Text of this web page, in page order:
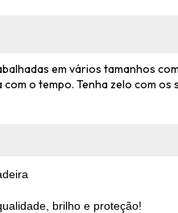
em vários tamanhos
o tempo. Tenha zelo com os
brilho e proteção!